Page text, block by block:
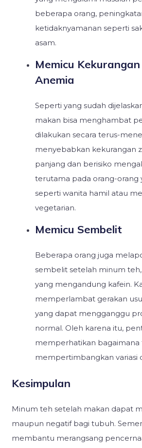
beberapa orang,
ketidaknyamanan seperti
asam.
Memicu
Anemia
Seperti yang sudah
makan bisa menghambat
dilakukan secara terus-
menyebabkan kekurangan
panjang dan berisiko
terutama pada orang-orang
seperti wanita hamil atau
vegetarian.
Memicu Sembelit
Beberapa orang juga
sembelit setelah minum
yang mengandung kafein.
memperlambat gerakan
yang dapat mengganggu
normal. Oleh karena itu,
memperhatikan
mempertimbangkan variasi
Kesimpulan
Minum teh setelah makan dapat
maupun negatif bagi tubuh.
membantu merangsang